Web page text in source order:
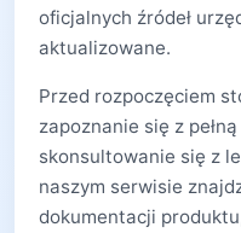
oficjalnych źródeł
aktualizowane.
Przed rozpoczęciem
zapoznanie się z
skonsultowanie się z
naszym serwisie
dokumentacji